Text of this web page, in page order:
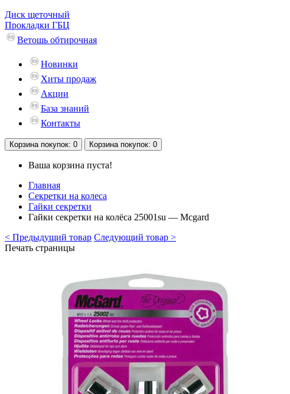
Диск щеточный
Прокладки ГБЦ
Ветошь обтирочная
Новинки
Хиты продаж
Акции
База знаний
Контакты
Корзина покупок: 0 Корзина покупок: 0
Ваша корзина пуста!
Главная
Секретки на колеса
Гайки секретки
Гайки секретки на колёса 25001su — Mcgard
< Предыдущий товар Следующий товар >
Печать страницы